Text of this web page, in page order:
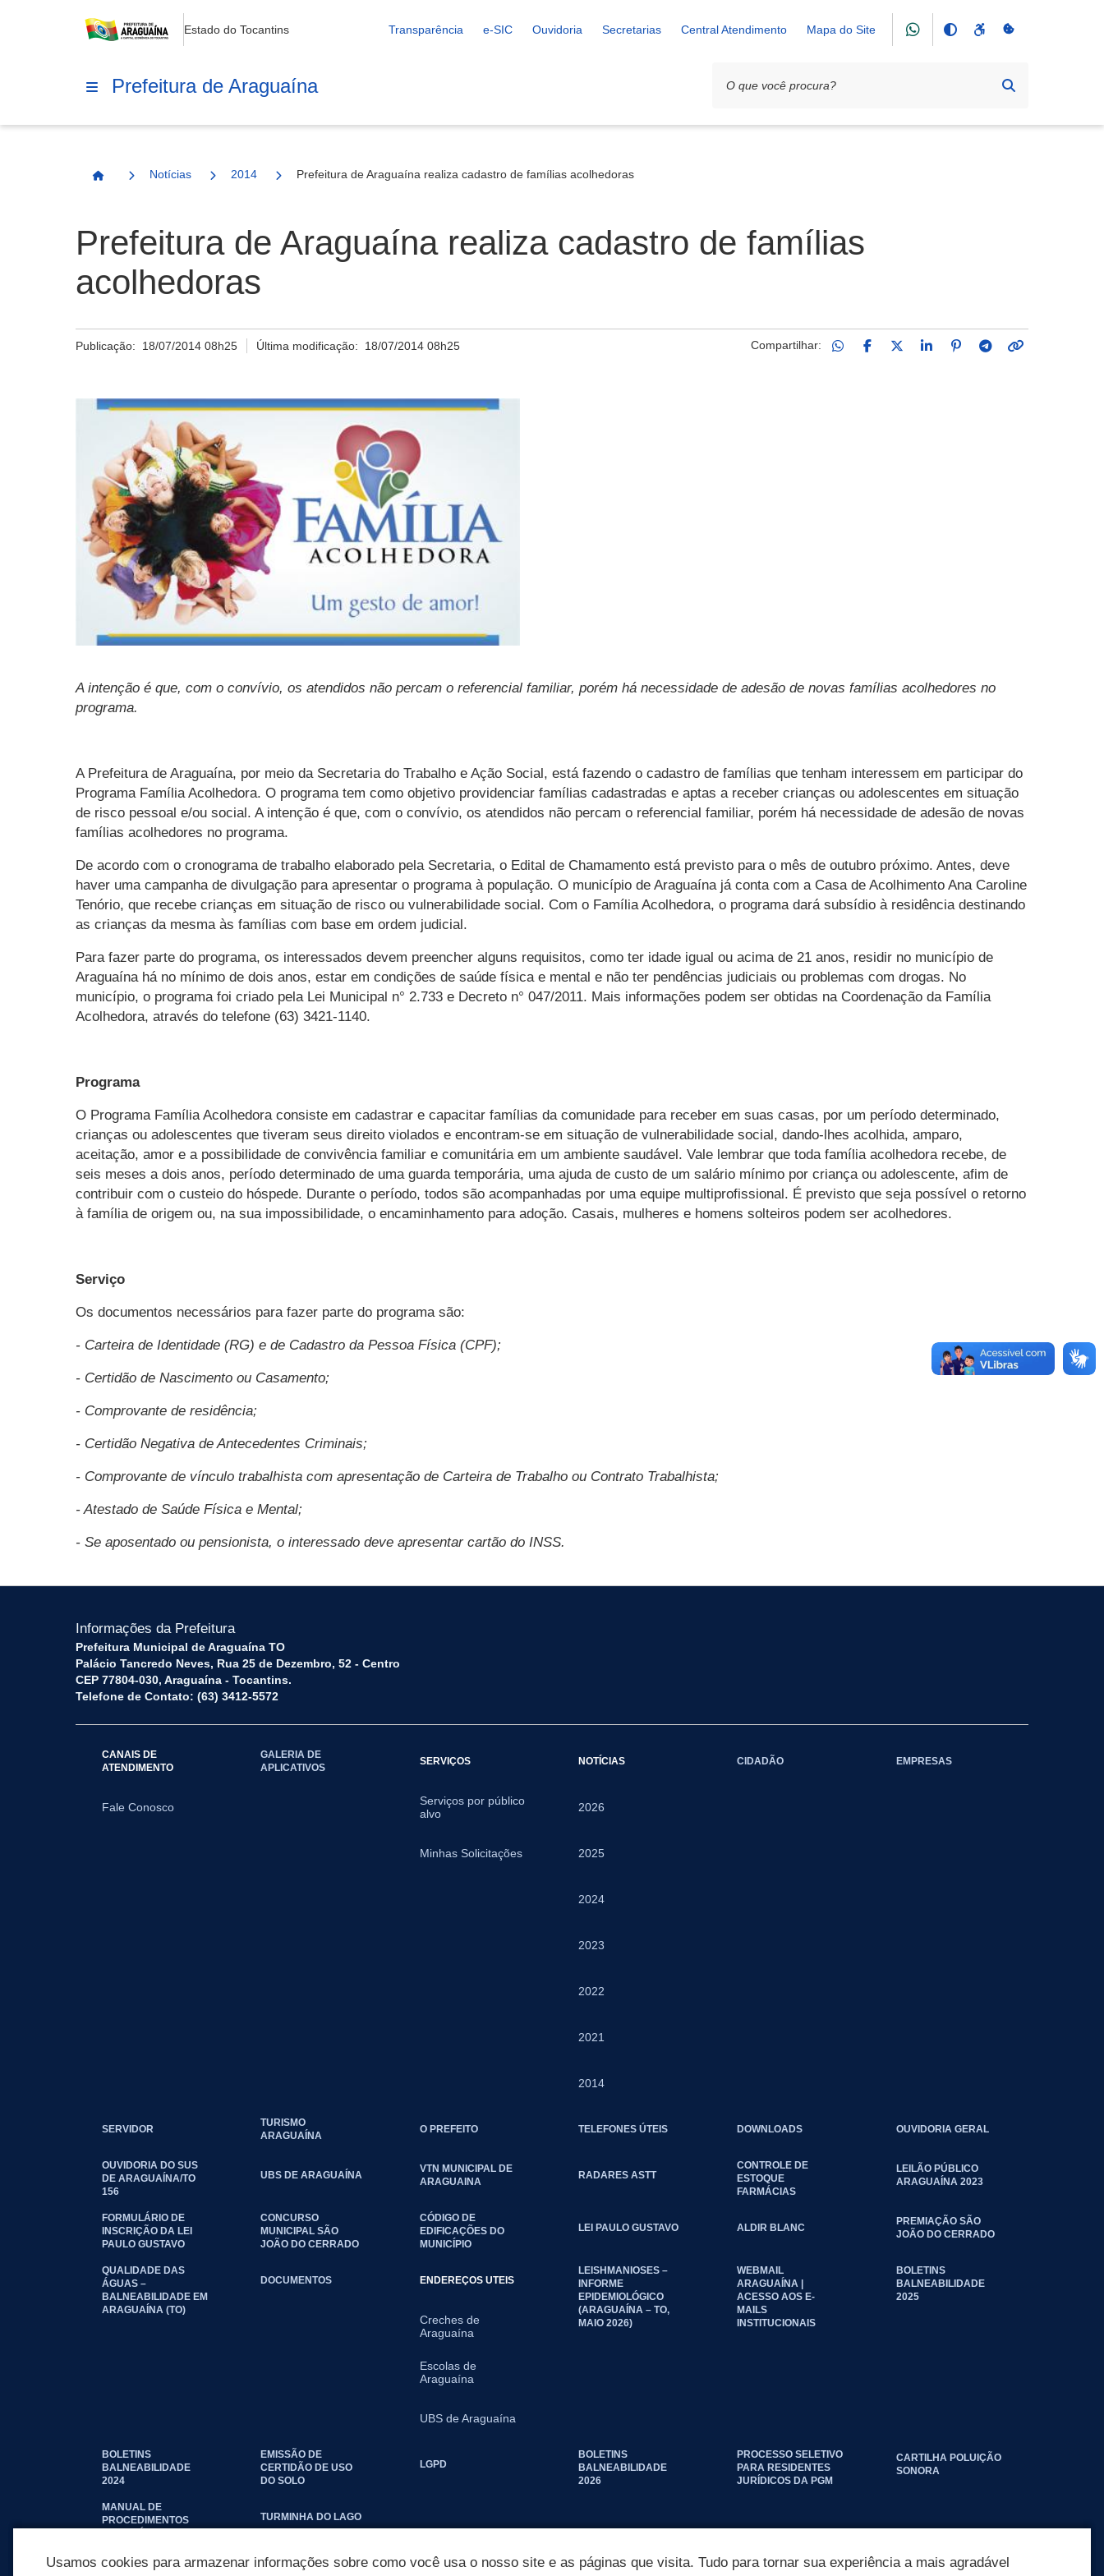
Estado do Tocantins Transparência e-SIC Ouvidoria Secretarias Central Atendimento Mapa do Site
Prefeitura de Araguaína
Página Inicial
Notícias 2014 Prefeitura de Araguaína realiza cadastro de famílias acolhedoras
Prefeitura de Araguaína realiza cadastro de famílias
acolhedoras
Publicação: 18/07/2014 08h25 Última modificação: 18/07/2014 08h25 Compartilhar:
A intenção é que, com o convívio, os atendidos não percam o referencial familiar, porém há necessidade de adesão de novas famílias acolhedores no
programa.
A Prefeitura de Araguaína, por meio da Secretaria do Trabalho e Ação Social, está fazendo o cadastro de famílias que tenham interessem em participar do
Programa Família Acolhedora. O programa tem como objetivo providenciar famílias cadastradas e aptas a receber crianças ou adolescentes em situação
de risco pessoal e/ou social. A intenção é que, com o convívio, os atendidos não percam o referencial familiar, porém há necessidade de adesão de novas
famílias acolhedores no programa.
De acordo com o cronograma de trabalho elaborado pela Secretaria, o Edital de Chamamento está previsto para o mês de outubro próximo. Antes, deve
haver uma campanha de divulgação para apresentar o programa à população. O município de Araguaína já conta com a Casa de Acolhimento Ana Caroline
Tenório, que recebe crianças em situação de risco ou vulnerabilidade social. Com o Família Acolhedora, o programa dará subsídio à residência destinando
as crianças da mesma às famílias com base em ordem judicial.
Para fazer parte do programa, os interessados devem preencher alguns requisitos, como ter idade igual ou acima de 21 anos, residir no município de
Araguaína há no mínimo de dois anos, estar em condições de saúde física e mental e não ter pendências judiciais ou problemas com drogas. No
município, o programa foi criado pela Lei Municipal n° 2.733 e Decreto n° 047/2011. Mais informações podem ser obtidas na Coordenação da Família
Acolhedora, através do telefone (63) 3421-1140.
Programa
O Programa Família Acolhedora consiste em cadastrar e capacitar famílias da comunidade para receber em suas casas, por um período determinado,
crianças ou adolescentes que tiveram seus direito violados e encontram-se em situação de vulnerabilidade social, dando-lhes acolhida, amparo,
aceitação, amor e a possibilidade de convivência familiar e comunitária em um ambiente saudável. Vale lembrar que toda família acolhedora recebe, de
seis meses a dois anos, período determinado de uma guarda temporária, uma ajuda de custo de um salário mínimo por criança ou adolescente, afim de
contribuir com o custeio do hóspede. Durante o período, todos são acompanhadas por uma equipe multiprofissional. É previsto que seja possível o retorno
à família de origem ou, na sua impossibilidade, o encaminhamento para adoção. Casais, mulheres e homens solteiros podem ser acolhedores.
Serviço
Os documentos necessários para fazer parte do programa são:
- Carteira de Identidade (RG) e de Cadastro da Pessoa Física (CPF);
- Certidão de Nascimento ou Casamento;
- Comprovante de residência;
- Certidão Negativa de Antecedentes Criminais;
- Comprovante de vínculo trabalhista com apresentação de Carteira de Trabalho ou Contrato Trabalhista;
- Atestado de Saúde Física e Mental;
- Se aposentado ou pensionista, o interessado deve apresentar cartão do INSS.
Informações da Prefeitura
Prefeitura Municipal de Araguaína TO
Palácio Tancredo Neves, Rua 25 de Dezembro, 52 - Centro
CEP 77804-030, Araguaína - Tocantins.
Telefone de Contato: (63) 3412-5572
CANAIS DE
ATENDIMENTO
Fale Conosco
GALERIA DE
APLICATIVOS
SERVIÇOS
Serviços por público
alvo
Minhas Solicitações
NOTÍCIAS
2026
2025
2024
2023
2022
2021
2014
CIDADÃO EMPRESAS
SERVIDOR
TURISMO
ARAGUAÍNA
O PREFEITO TELEFONES ÚTEIS DOWNLOADS OUVIDORIA GERAL
OUVIDORIA DO SUS
DE ARAGUAÍNA/TO
156
UBS DE ARAGUAÍNA
VTN MUNICIPAL DE
ARAGUAINA
RADARES ASTT
CONTROLE DE
ESTOQUE
FARMÁCIAS
LEILÃO PÚBLICO
ARAGUAÍNA 2023
FORMULÁRIO DE
INSCRIÇÃO DA LEI
PAULO GUSTAVO
CONCURSO
MUNICIPAL SÃO
JOÃO DO CERRADO
CÓDIGO DE
EDIFICAÇÕES DO
MUNICÍPIO
LEI PAULO GUSTAVO ALDIR BLANC
PREMIAÇÃO SÃO
JOÃO DO CERRADO
QUALIDADE DAS
ÁGUAS –
BALNEABILIDADE EM
ARAGUAÍNA (TO)
DOCUMENTOS ENDEREÇOS UTEIS
Creches de
Araguaína
Escolas de
Araguaína
UBS de Araguaína
LEISHMANIOSES –
INFORME
EPIDEMIOLÓGICO
(ARAGUAÍNA – TO,
MAIO 2026)
WEBMAIL
ARAGUAÍNA |
ACESSO AOS E-
MAILS
INSTITUCIONAIS
BOLETINS
BALNEABILIDADE
2025
BOLETINS
BALNEABILIDADE
2024
EMISSÃO DE
CERTIDÃO DE USO
DO SOLO
LGPD
BOLETINS
BALNEABILIDADE
2026
PROCESSO SELETIVO
PARA RESIDENTES
JURÍDICOS DA PGM
CARTILHA POLUIÇÃO
SONORA
MANUAL DE
PROCEDIMENTOS
TURMINHA DO LAGO
Usamos cookies para armazenar informações sobre como você usa o nosso site e as páginas que visita. Tudo para tornar sua experiência a mais agradável